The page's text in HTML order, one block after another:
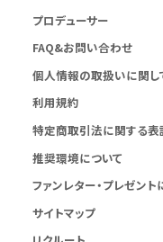
プロデューサー
FAQ&お問い合わせ
個人情報の取扱いに関し
利用規約
特定商取引法に関する表
推奨環境について
ファンレター・プレゼント
サイトマップ